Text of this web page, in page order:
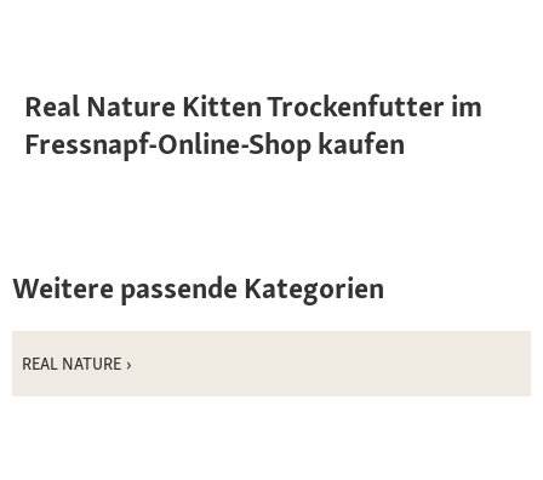
Real Nature Kitten Trockenfutter im
Fressnapf-Online-Shop kaufen
Weitere passende Kategorien
REAL NATURE